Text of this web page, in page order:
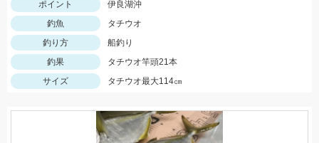
ポイント
伊良湖沖
釣魚
タチウオ
釣り方
船釣り
釣果
タチウオ竿頭21本
サイズ
タチウオ最大114㎝